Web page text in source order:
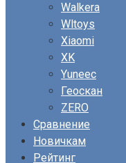
Walkera
Wltoys
Xiaomi
XK
Yuneec
Геоскан
ZERO
Сравнение
Новичкам
Рейтинг